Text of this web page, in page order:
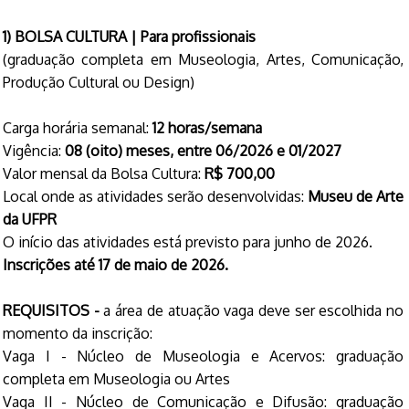
1) BOLSA CULTURA | Para profissionais
(graduação completa em Museologia, Artes, Comunicação,
Produção Cultural ou Design)
Carga horária semanal:12 horas/semana
Vigência: 08 (oito) meses, entre 06/2026 e 01/2027
Valor mensal da Bolsa Cultura: R$ 700,00
Local onde as atividades serão desenvolvidas: Museu de Arte
da UFPR
O início das atividades está previsto para junho de 2026.
Inscrições até 17 de maio de 2026.
REQUISITOS -a área de atuação vaga deve ser escolhida no
momento da inscrição:
Vaga I - Núcleo de Museologia e Acervos: graduação
completa em Museologia ou Artes
Vaga II - Núcleo de Comunicação e Difusão: graduação